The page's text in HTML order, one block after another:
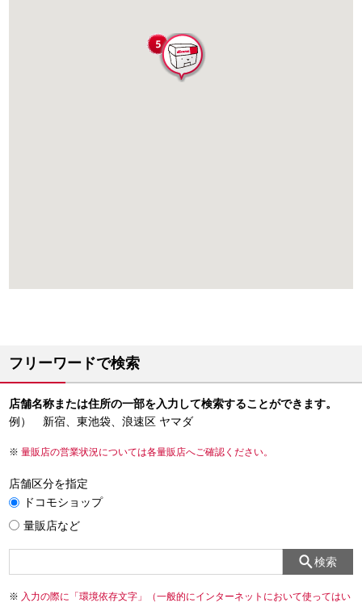
フリーワードで検索
店舗名称または住所の一部を入力して検索することができます。
例） 新宿、東池袋、浪速区 ヤマダ
量販店の営業状況については各量販店へご確認ください。
店舗区分を指定
ドコモショップ
量販店など
検索
入力の際に「環境依存文字」（一般的にインターネットにおいて使ってはい